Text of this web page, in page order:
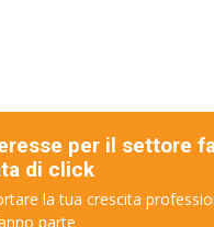
per il settore
di click
la tua crescita
parte